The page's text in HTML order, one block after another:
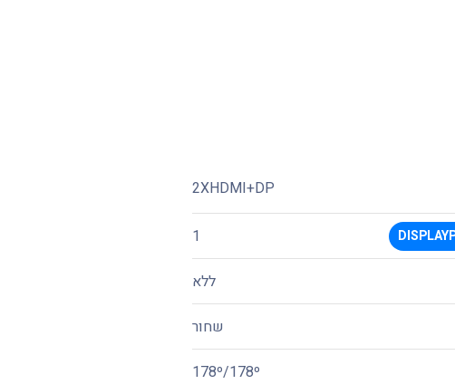
2XHDMI+DP
1
ללא
שחור
178º/178º